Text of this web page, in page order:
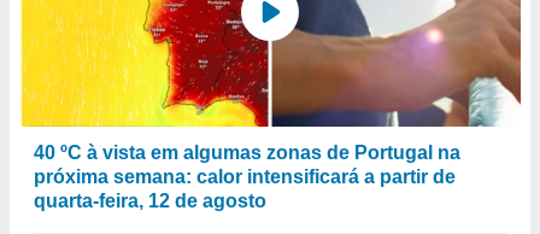
40 ºC à vista em algumas zonas de Portugal na
próxima semana: calor intensificará a partir de
quarta-feira, 12 de agosto